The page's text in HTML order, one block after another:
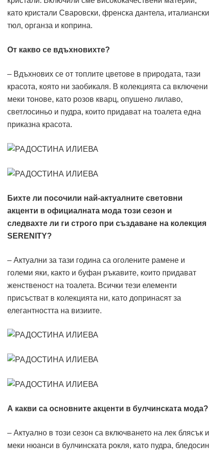
като кристали Сваровски, френска дантела, италиански
тюл, органза и коприна.
От какво се вдъхновихте?
– Вдъхнових се от топлите цветове в природата, тази
красота, която ни заобикаля. В колекцията са включени
меки тонове, като розов кварц, опушено лилаво,
светлосиньо и пудра, които придават на тоалета една
приказна красота.
Бихте ли посочили най-актуалните световни
акценти в официалната мода този сезон и
следвахте ли ги строго при създаване на колекция
SERENITY?
– Актуални за тази година са оголените рамене и
големи яки, както и буфан ръкавите, които придават
женственост на тоалета. Всички тези елементи
присъстват в колекцията ни, като допринасят за
елегантността на визиите.
А какви са основните акценти в булчинската мода?
– Актуално в този сезон са включването на лек блясък и
меки нюанси в булчинската рокля, като пудра, бледосин